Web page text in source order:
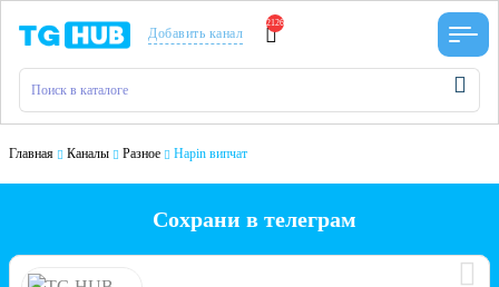
Добавить канал
2126
Главная Каналы Разное Hapin випчат
Сохрани в телеграм